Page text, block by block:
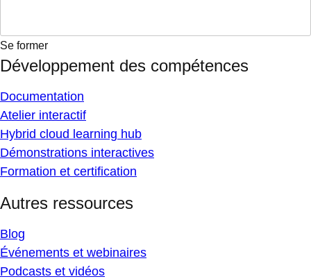
Se former
Développement des compétences
Documentation
Atelier interactif
Hybrid cloud learning hub
Démonstrations interactives
Formation et certification
Autres ressources
Blog
Événements et webinaires
Podcasts et vidéos